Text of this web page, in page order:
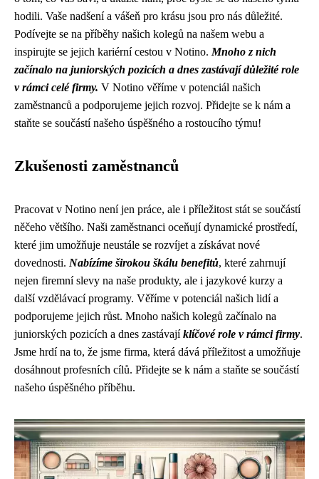
hodili. Vaše nadšení a vášeň pro krásu jsou pro nás důležité.
Podívejte se na příběhy našich kolegů na našem webu a
inspirujte se jejich kariérní cestou v Notino. Mnoho z nich
začínalo na juniorských pozicích a dnes zastávají důležité role
v rámci celé firmy. V Notino věříme v potenciál našich
zaměstnanců a podporujeme jejich rozvoj. Přidejte se k nám a
staňte se součástí našeho úspěšného a rostoucího týmu!
Zkušenosti zaměstnanců
Pracovat v Notino není jen práce, ale i příležitost stát se součástí
něčeho většího. Naši zaměstnanci oceňují dynamické prostředí,
které jim umožňuje neustále se rozvíjet a získávat nové
dovednosti. Nabízíme širokou škálu benefitů, které zahrnují
nejen firemní slevy na naše produkty, ale i jazykové kurzy a
další vzdělávací programy. Věříme v potenciál našich lidí a
podporujeme jejich růst. Mnoho našich kolegů začínalo na
juniorských pozicích a dnes zastávajíklíčové role v rámci firmy.
Jsme hrdí na to, že jsme firma, která dává příležitost a umožňuje
dosáhnout profesních cílů. Přidejte se k nám a staňte se součástí
našeho úspěšného příběhu.